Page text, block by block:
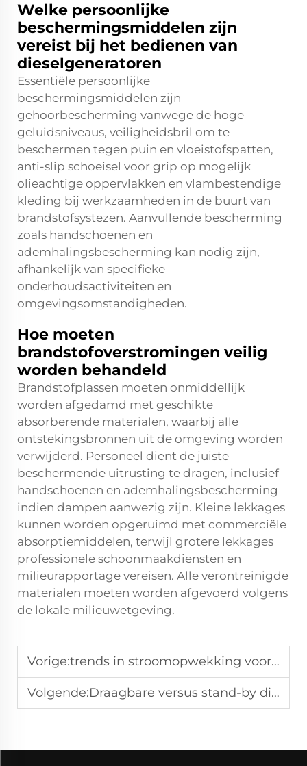
Welke persoonlijke
beschermingsmiddelen zijn
vereist bij het bedienen van
dieselgeneratoren
Essentiële persoonlijke
beschermingsmiddelen zijn
gehoorbescherming vanwege de hoge
geluidsniveaus, veiligheidsbril om te
beschermen tegen puin en vloeistofspatten,
anti-slip schoeisel voor grip op mogelijk
olieachtige oppervlakken en vlambestendige
kleding bij werkzaamheden in de buurt van
brandstofsystezen. Aanvullende bescherming
zoals handschoenen en
ademhalingsbescherming kan nodig zijn,
afhankelijk van specifieke
onderhoudsactiviteiten en
omgevingsomstandigheden.
Hoe moeten
brandstofoverstromingen veilig
worden behandeld
Brandstofplassen moeten onmiddellijk
worden afgedamd met geschikte
absorberende materialen, waarbij alle
ontstekingsbronnen uit de omgeving worden
verwijderd. Personeel dient de juiste
beschermende uitrusting te dragen, inclusief
handschoenen en ademhalingsbescherming
indien dampen aanwezig zijn. Kleine lekkages
kunnen worden opgeruimd met commerciële
absorptiemiddelen, terwijl grotere lekkages
professionele schoonmaakdiensten en
milieurapportage vereisen. Alle verontreinigde
materialen moeten worden afgevoerd volgens
de lokale milieuwetgeving.
Vorige:trends in stroomopwekking voor 2025: analyse door branche-experts
Volgende:Draagbare versus stand-by dieselgenerator: Welke kiezen?